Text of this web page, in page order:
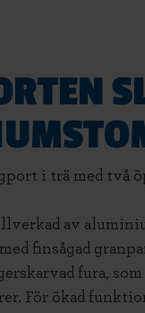
i trä med två
av
finsågad
fura,
För ökad